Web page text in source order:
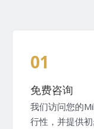
01
免费咨询
我们访问您的
行性，并提供